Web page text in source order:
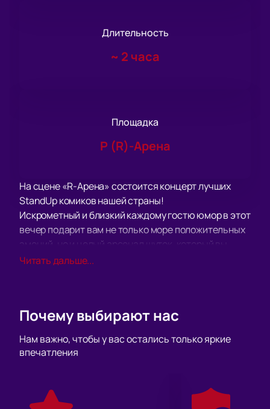
Длительность
~ 2 часа
Площадка
Р (R)-Арена
На сцене «R-Арена» состоится концерт лучших
StandUp комиков нашей страны!
Искрометный и близкий каждому гостю юмор в этот
вечер подарит вам не только море положительных
эмоций, но и целый арсенал шуток, который вы
точно захотите рассказать своим друзьям и
важных и порой сокровенных тем. Такой разговор
забавным, поэтому в роли стендаперов себя
пробует все больше и больше молодых артистов.
Читать дальше...
Почему выбирают нас
Нам важно, чтобы у вас остались только яркие
впечатления